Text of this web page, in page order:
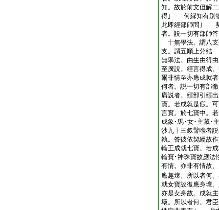
知。故於前文但解
得｣ 何縁知有別物
此即經部師問｣
者。説一切有部師
十無學法。謂八
支。謂五順上分結
無學法。由生由得
至廣説。經言得
爾非情至亦應成
何者。説一切有
廣説者。經部引經
寶。若成就是假。
言實。於七寶中。
成象･馬･女･主藏･
沙九十三叙譬喩者
執。答彼依契經故
輪王成就七寶。若
輪寶･神珠寶故應法
有情。亦非有情故
應趣壞。所以者何
就女寶故復應身壞
亦是女身故。成就
壞。所以者何。君